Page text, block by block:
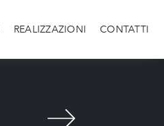
REALIZZAZIONI CONTATTI